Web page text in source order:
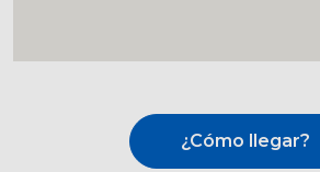
¿Cómo llegar?